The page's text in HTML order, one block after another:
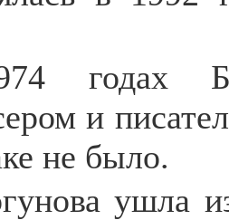
годах
и
не было.
ушла